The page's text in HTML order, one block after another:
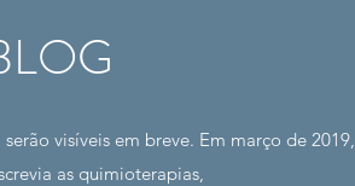
visíveis em breve. Em março de 2019,
as quimioterapias,